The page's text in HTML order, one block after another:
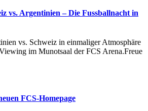
vs. Argentinien – Die Fussballnacht in
vs. Schweiz in einmaliger Atmosphäre
im Munotsaal der FCS Arena.Freue
FCS-Homepage